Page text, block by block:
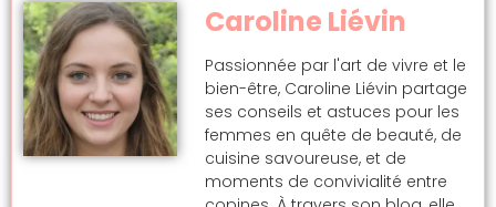
Caroline Liévin
Passionnée par l'art de vivre et le
bien-être, Caroline Liévin partage
ses conseils et astuces pour les
femmes en quête de beauté, de
cuisine savoureuse, et de
moments de convivialité entre